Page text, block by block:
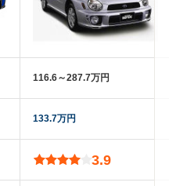
116.6～287.7万円
133.7万円
3.9